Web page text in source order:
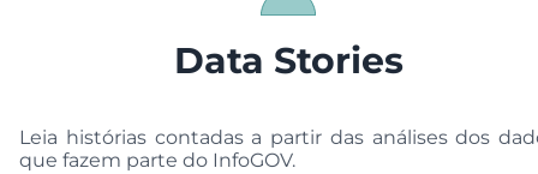
Data Stories
Leia histórias contadas a partir das análises dos
que fazem parte do InfoGOV.